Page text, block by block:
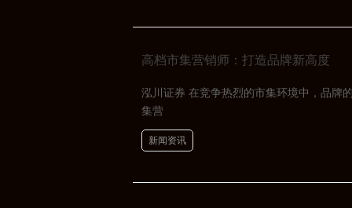
高档市集营销师：打造品牌新高度
泓川证券 在竞争热烈的市集环境中，品牌
集营
新闻资讯